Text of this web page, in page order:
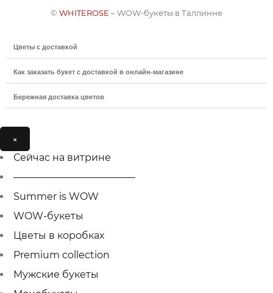
© WHITEROSE – WOW-букеты в Таллинне
Цветы с доставкой
Как заказать букет с доставкой в онлайн-магазине
Бережная доставка цветов
×
Сейчас на витрине
————————————–
Summer is WOW
WOW-букеты
Цветы в коробках
Premium collection
Мужcкие букеты